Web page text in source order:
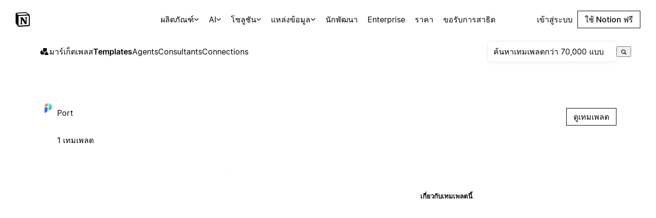
ผลิตภัณฑ์ AI โซลูชัน แหล่งข้อมูล นักพัฒนา Enterprise ราคา ขอรับการสาธิต เข้าสู่ระบบ ใช้ Notion ฟรี
มาร์เก็ตเพลสTemplatesAgentsConsultantsConnections
Port
1 เทมเพลต
ดูเทมเพลต
เกี่ยวกับเทมเพลตนี้